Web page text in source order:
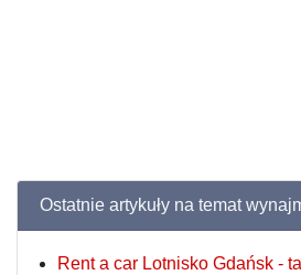
Ostatnie artykuły na temat
Rent a car Lotnisko Gdańsk -